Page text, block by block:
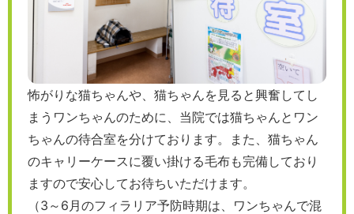
怖がりな猫ちゃんや、猫ちゃんを見ると興奮してし
まうワンちゃんのために、当院では猫ちゃんとワン
ちゃんの待合室を分けております。また、猫ちゃん
のキャリーケースに覆い掛ける毛布も完備しており
ますので安心してお待ちいただけます。
（3～6月のフィラリア予防時期は、ワンちゃんで混